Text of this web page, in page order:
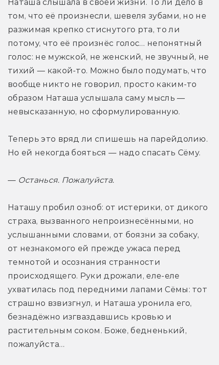
Наташа слышала в своей жизни. То ли дело в
том, что её произнесли, шевеля зубами, но не
разжимая крепко стиснутого рта, то ли
потому, что её произнёс голос… непонятный
голос: не мужской, не женский, не звучный, не
тихий — какой-то. Можно было подумать, что
вообще никто не говорил, просто каким-то
образом Наташа услышала саму мысль —
невысказанную, но сформулированную.
Теперь это вряд ли спишешь на парейдолию.
Но ей некогда бояться — надо спасать Сёму.
— Останься. Пожалуйста.
Наташу пробил озноб: от истерики, от дикого
страха, вызванного непроизнесёнными, но
услышанными словами, от боязни за собаку,
от незнакомого ей прежде ужаса перед
темнотой и осознания странности
происходящего. Руки дрожали, еле-еле
ухватилась под передними лапами Сёмы: тот
страшно взвизгнул, и Наташа уронила его,
безнадёжно изгваздавшись кровью и
растительным соком. Боже, бедненький,
пожалуйста…